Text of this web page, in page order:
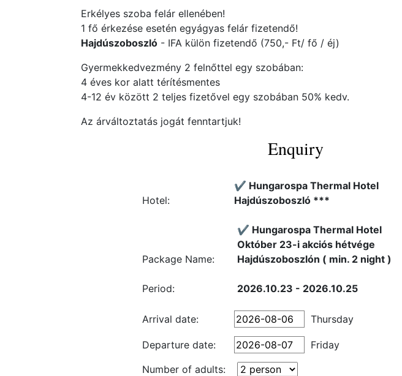
Erkélyes szoba felár ellenében!
1 fő érkezése esetén egyágyas felár fizetendő!
Hajdúszoboszló - IFA külön fizetendő (750,- Ft/ fő / éj)
Gyermekkedvezmény 2 felnőttel egy szobában:
4 éves kor alatt térítésmentes
4-12 év között 2 teljes fizetővel egy szobában 50% kedv.
Az árváltoztatás jogát fenntartjuk!
Enquiry
Hotel:
✔️ Hungarospa Thermal Hotel
Hajdúszoboszló ***
Package Name:
✔️ Hungarospa Thermal Hotel
Október 23-i akciós hétvége
Hajdúszoboszlón ( min. 2 night )
Period: 2026.10.23 - 2026.10.25
Arrival date: Thursday
Departure date:
Friday
Number of adults: